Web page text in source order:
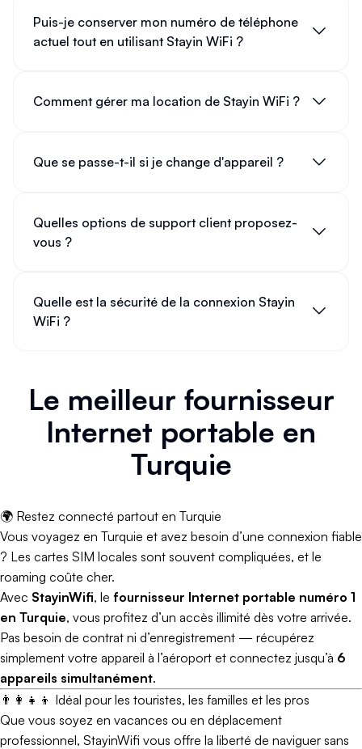
Puis-je conserver mon numéro de téléphone
actuel tout en utilisant Stayin WiFi ?
Comment gérer ma location de Stayin WiFi ?
Que se passe-t-il si je change d'appareil ?
Quelles options de support client proposez-
vous ?
Quelle est la sécurité de la connexion Stayin
WiFi ?
Le meilleur fournisseur
Internet portable en
Turquie
🌍 Restez connecté partout en Turquie
Vous voyagez en Turquie et avez besoin d’une connexion fiable
? Les cartes SIM locales sont souvent compliquées, et le
roaming coûte cher.
Avec StayinWifi, le fournisseur Internet portable numéro 1
en Turquie, vous profitez d’un accès illimité dès votre arrivée.
Pas besoin de contrat ni d’enregistrement — récupérez
simplement votre appareil à l’aéroport et connectez jusqu’à 6
appareils simultanément.
👨‍👩‍👧‍👦 Idéal pour les touristes, les familles et les pros
Que vous soyez en vacances ou en déplacement
professionnel, StayinWifi vous offre la liberté de naviguer sans